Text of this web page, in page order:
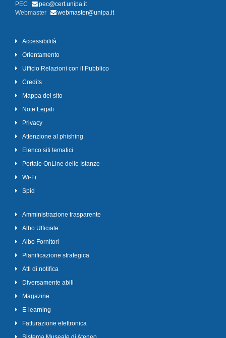
PEC
pec@cert.unipa.it
Webmaster
webmaster@unipa.it
Accessibilità
Orientamento
Ufficio Relazioni con il Pubblico
Credits
Mappa del sito
Note Legali
Privacy
Attenzione al phishing
Elenco siti tematici
Portale OnLine delle Istanze
Wi-Fi
Spid
Amministrazione trasparente
Albo Ufficiale
Albo Fornitori
Pianificazione strategica
Atti di notifica
Diversamente abili
Magazine
E-learning
Fatturazione elettronica